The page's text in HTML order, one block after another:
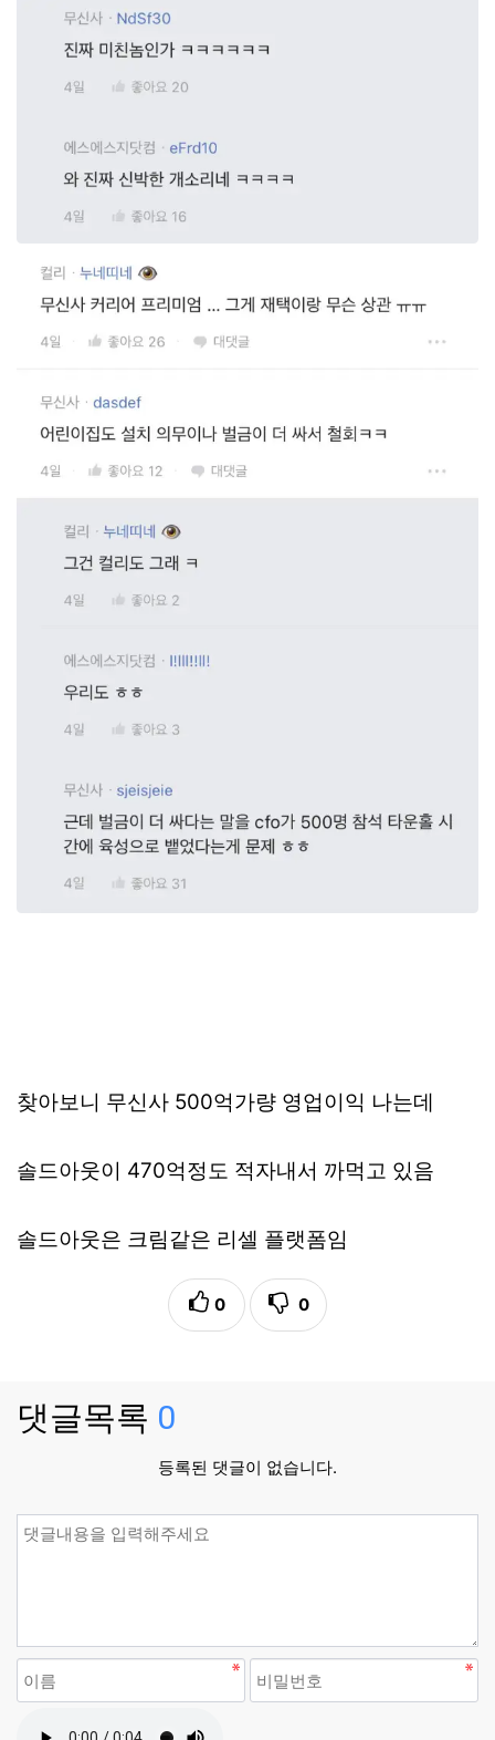
찾아보니 무신사 500억가량 영업이익 나는데
솔드아웃이 470억정도 적자내서 까먹고 있음
솔드아웃은 크림같은 리셀 플랫폼임
0 0
댓글목록 0
등록된 댓글이 없습니다.